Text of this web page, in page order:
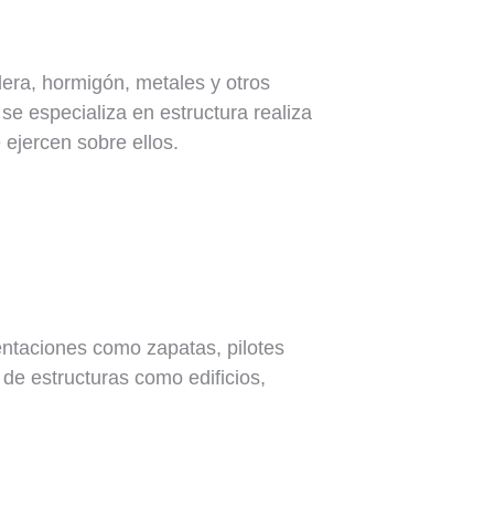
hormigón, metales y otros
especializa en estructura realiza
sobre ellos.
como zapatas, pilotes
estructuras como edificios,